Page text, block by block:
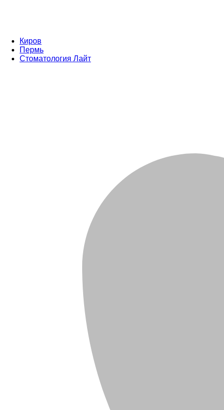
Киров
Пермь
Стоматология Лайт